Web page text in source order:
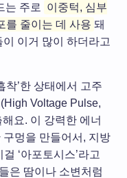
는 주로
이중턱, 심부
를 줄이는 데 사용 돼
이거 많이 하더라고
착’한 상태에서 고주
Voltage Pulse,
요. 이 강력한 에너
멍을 만들어서, 지방
‘아포토시스’라고
은 땀이나 소변처럼